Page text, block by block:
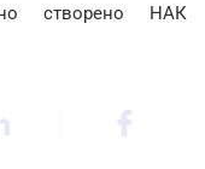
створено НАК